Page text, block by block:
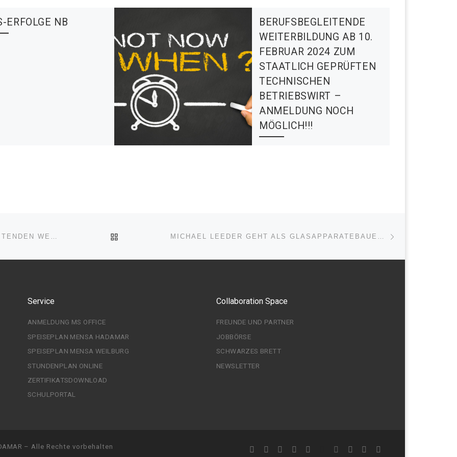
ERFOLGE NB
BERUFSBEGLEITENDE
WEITERBILDUNG AB 10.
FEBRUAR 2024 ZUM
STAATLICH GEPRÜFTEN
TECHNISCHEN
BETRIEBSWIRT –
ANMELDUNG NOCH
MÖGLICH!!!
ZURÜCK ZUR BEITRAGSLISTE
Service
ANMELDUNG MS OFFICE
SPEISEPLAN MENSA HADAMAR
SPEISEPLAN MENSA WEILBURG
STUNDENPLAN ONLINE
ZERTIFIKATSDOWNLOAD
SCHULPORTAL
Collaboration Space
FREUNDE UND PARTNER
JOBBÖRSE
SCHWARZES BRETT
NEWSLETTER
– Alle Rechte vorbehalten